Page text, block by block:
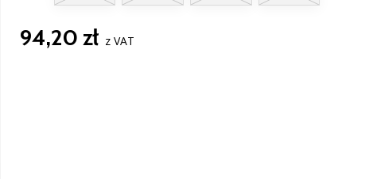
94,20 zł z VAT